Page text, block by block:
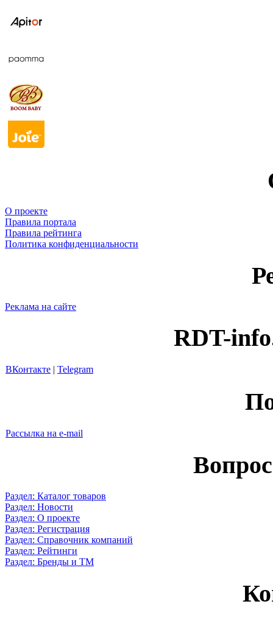
О проекте
Правила портала
Правила рейтинга
Политика конфиденциальности
Реклама на сайте
RDT-
ВКонтакте | Telegram
Рассылка на e-mail
Раздел: Каталог товаров
Раздел: Новости
Раздел: О проекте
Раздел: Регистрация
Раздел: Справочник компаний
Раздел: Рейтинги
Раздел: Бренды и ТМ